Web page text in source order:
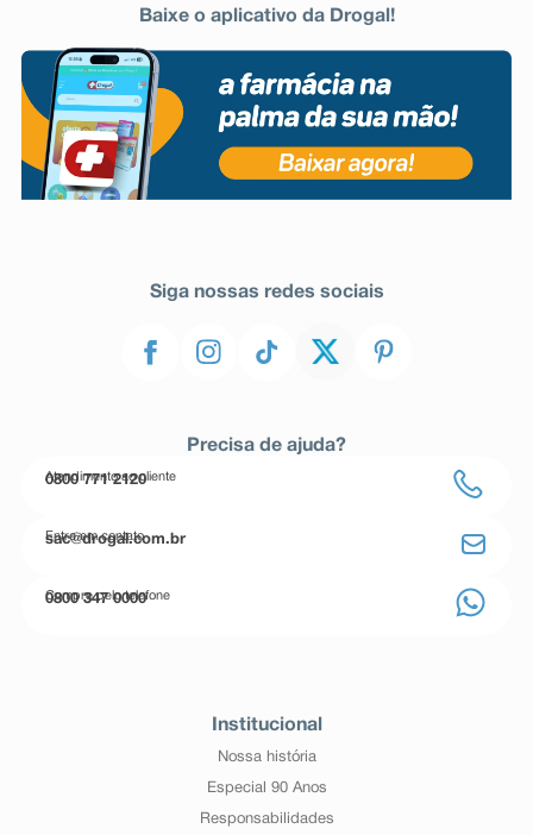
Baixe o aplicativo da Drogal!
Siga nossas redes sociais
Precisa de ajuda?
Atendimento ao cliente
0800 771 2120
Entre em contato
sac@drogal.com.br
Compre pelo telefone
0800 347 0000
Institucional
Nossa história
Especial 90 Anos
Responsabilidades